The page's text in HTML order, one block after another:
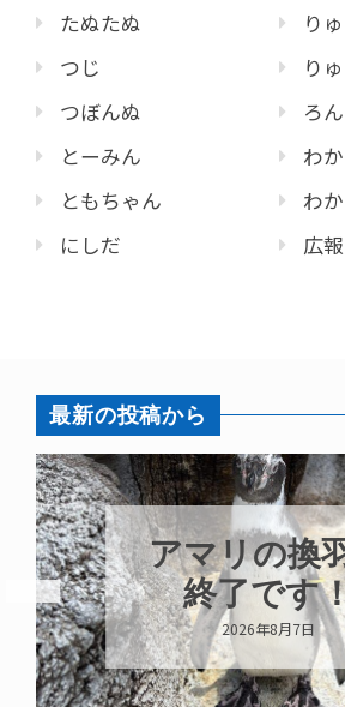
たぬたぬ
つじ
つぼんぬ
とーみん
ともちゃん
にしだ
り
り
ろん
わ
わ
広報
最新の投稿から
アマリの換
終了です
2026年8月7日